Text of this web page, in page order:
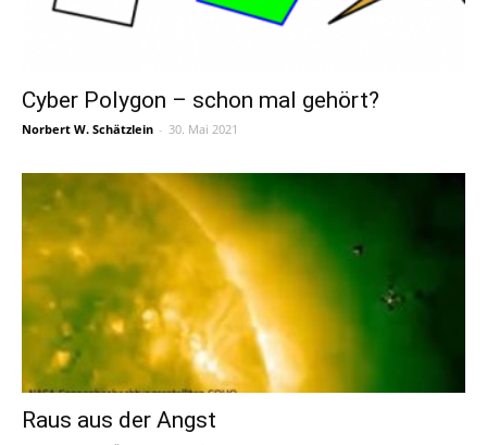
Cyber Polygon – schon mal gehört?
Norbert W. Schätzlein - 30. Mai 2021
Raus aus der Angst